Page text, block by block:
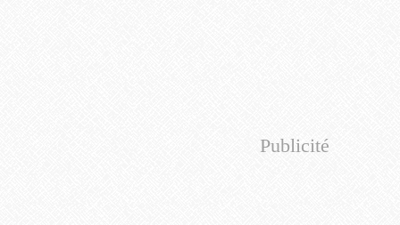
Publicité